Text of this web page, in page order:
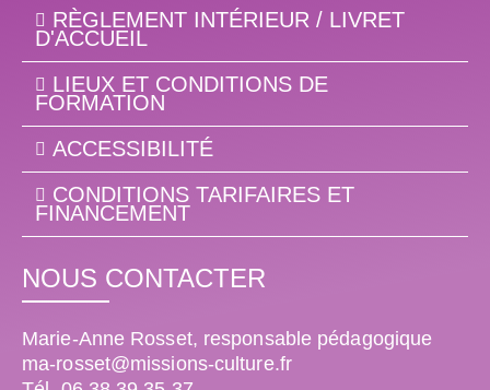
RÈGLEMENT INTÉRIEUR / LIVRET
D'ACCUEIL
LIEUX ET CONDITIONS DE
FORMATION
ACCESSIBILITÉ
CONDITIONS TARIFAIRES ET
FINANCEMENT
NOUS CONTACTER
Marie-Anne Rosset, responsable pédagogique
ma-rosset@missions-culture.fr